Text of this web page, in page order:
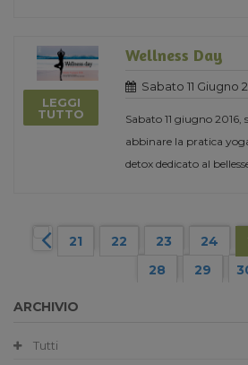
LEGGI
TUTTO
Wellness Day
Sabato 11 Giugno
Sabato 11 giugno
abbinare la pratica
detox dedicato al
21 22 23 24
28
29
ARCHIVIO
Tutti